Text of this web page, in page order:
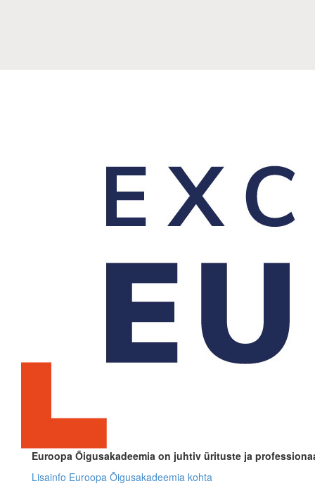
Euroopa Õigusakadeemia on juhtiv ürituste ja
Lisainfo Euroopa Õigusakadeemia kohta